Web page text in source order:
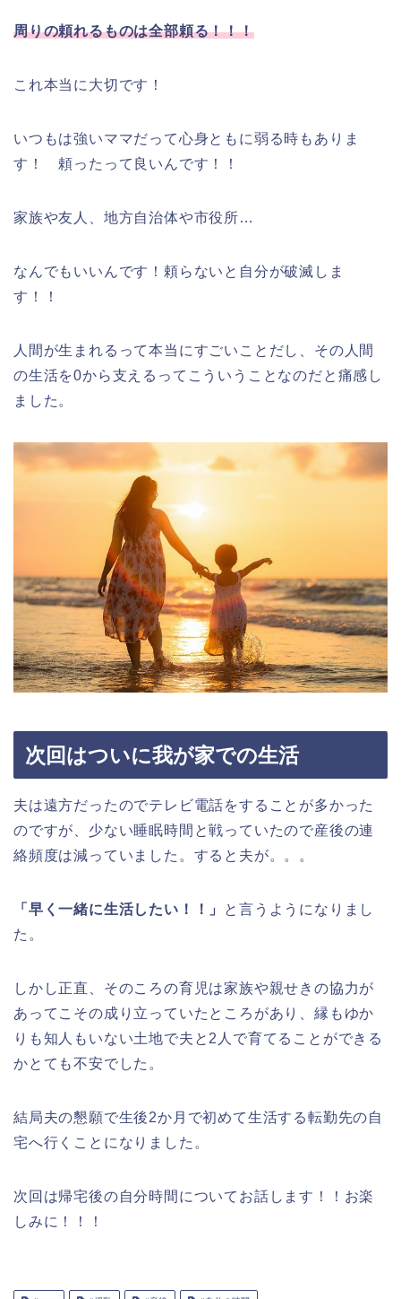
周りの頼れるものは全部頼る！！！
これ本当に大切です！
いつもは強いママだって心身ともに弱る時もありま
す！ 頼ったって良いんです！！
家族や友人、地方自治体や市役所…
なんでもいいんです！頼らないと自分が破滅しま
す！！
人間が生まれるって本当にすごいことだし、その人間
の生活を0から支えるってこういうことなのだと痛感し
ました。
次回はついに我が家での生活
夫は遠方だったのでテレビ電話をすることが多かった
のですが、少ない睡眠時間と戦っていたので産後の連
絡頻度は減っていました。すると夫が。。。
「早く一緒に生活したい！！」
と言うようになりまし
た。
しかし正直、そのころの育児は家族や親せきの協力が
あってこその成り立っていたところがあり、縁もゆか
りも知人もいない土地で夫と2人で育てることができる
かとても不安でした。
結局夫の懇願で生後2か月で初めて生活する転勤先の自
宅へ行くことになりました。
次回は帰宅後の自分時間についてお話します！！お楽
しみに！！！